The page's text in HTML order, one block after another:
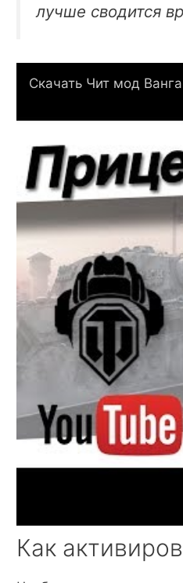
лучше сводится
Скачать Чит мод
Как